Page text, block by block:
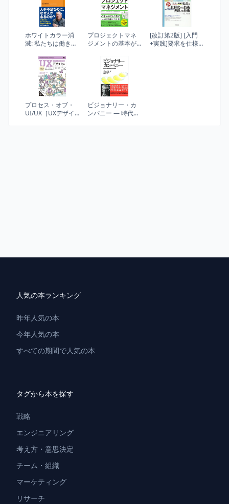
ホワイトカラー消
滅: 私たちは働き方
か (NHK出版新書
プロジェクトマネ
ジメントの基本が
身につく本
[改訂第2版] [入門
+実践]要求を仕様
プロセス・オブ・
UI/UX［UXデザイ
ビジョナリー・カ
ンパニー ― 時代を
人気の本ランキング
昨年人気の本
今年人気の本
すべての期間で人気の本
タグから本を探す
戦略
エンジニアリング
考え方・意思決定
チーム・組織
マーケティング
リサーチ